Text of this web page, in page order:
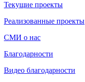
Текущие проекты
Реализованные проекты
СМИ о нас
Благодарности
Видео благодарности